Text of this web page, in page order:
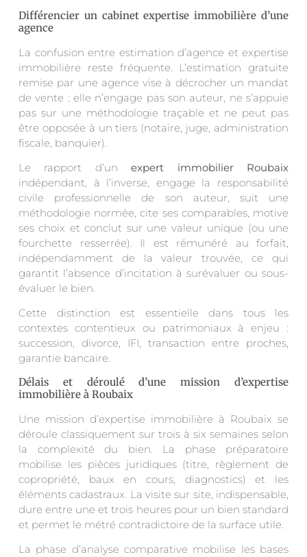
Différencier un cabinet expertise immobilière d’une
agence
La confusion entre estimation d’agence et expertise
immobilière reste fréquente. L’estimation gratuite
remise par une agence vise à décrocher un mandat
de vente : elle n’engage pas son auteur, ne s’appuie
pas sur une méthodologie traçable et ne peut pas
être opposée à un tiers (notaire, juge, administration
fiscale, banquier).
Le rapport d’unexpert immobilier Roubaix
indépendant, à l’inverse, engage la responsabilité
civile professionnelle de son auteur, suit une
méthodologie normée, cite ses comparables, motive
ses choix et conclut sur une valeur unique (ou une
fourchette resserrée). Il est rémunéré au forfait,
indépendamment de la valeur trouvée, ce qui
garantit l’absence d’incitation à surévaluer ou sous-
évaluer le bien.
Cette distinction est essentielle dans tous les
contextes contentieux ou patrimoniaux à enjeu :
succession, divorce, IFI, transaction entre proches,
garantie bancaire.
Délais et déroulé d’une mission d’expertise
immobilière à Roubaix
Une mission d’expertise immobilière à Roubaix se
déroule classiquement sur trois à six semaines selon
la complexité du bien. La phase préparatoire
mobilise les pièces juridiques (titre, règlement de
copropriété, baux en cours, diagnostics) et les
éléments cadastraux. La visite sur site, indispensable,
dure entre une et trois heures pour un bien standard
et permet le métré contradictoire de la surface utile.
La phase d’analyse comparative mobilise les bases